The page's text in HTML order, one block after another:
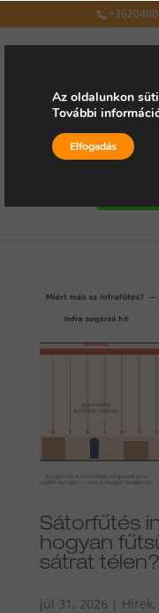
Válasszon oldalt
Sátorfűtés
hogyan
sátrat télen?
júl 31, 2026 | Hírek,
Az oldalunkon
További
Elfogadás